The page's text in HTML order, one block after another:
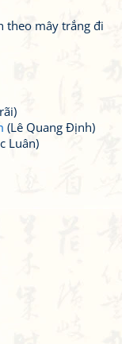
theo mây trắng đi
(Lê Quang Định)
Luân)